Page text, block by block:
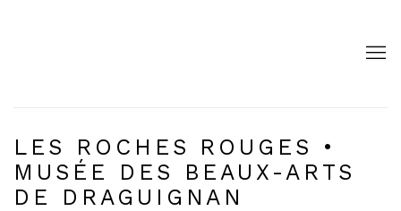
LES ROCHES ROUGES •
MUSÉE DES BEAUX-ARTS
DE DRAGUIGNAN